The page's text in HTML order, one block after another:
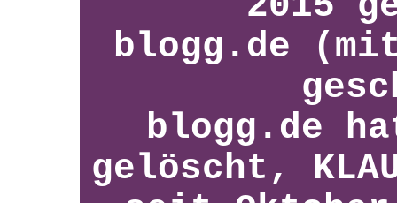
blogg.de
blogg.de
gelöscht,